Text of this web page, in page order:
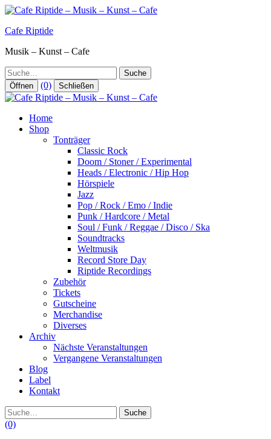
Zum
springen
Cafe Riptide
Musik – Kunst – Cafe
Suche
Öffnen (0) Schließen
Home
Shop
Tonträger
Classic Rock
Doom / Stoner / Experimental
Heads / Electronic / Hip Hop
Hörspiele
Jazz
Pop / Rock / Emo / Indie
Punk / Hardcore / Metal
Soul / Funk / Reggae / Disco / Ska
Soundtracks
Weltmusik
Record Store Day
Riptide Recordings
Zubehör
Tickets
Gutscheine
Merchandise
Diverses
Archiv
Nächste Veranstaltungen
Vergangene Veranstaltungen
Blog
Label
Kontakt
Suche
(0)